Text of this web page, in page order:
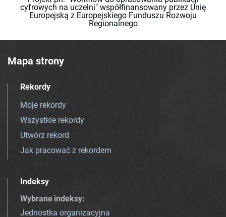
cyfrowych na uczelni" współfinansowany przez Unię
Europejską z Europejskiego Funduszu Rozwoju
Regionalnego
Mapa strony
Rekordy
Moje rekordy
Wszystkie rekordy
Utwórz rekord
Jak pracować z rekordem
Indeksy
Wybrane indeksy:
Jednostka organizacyjna